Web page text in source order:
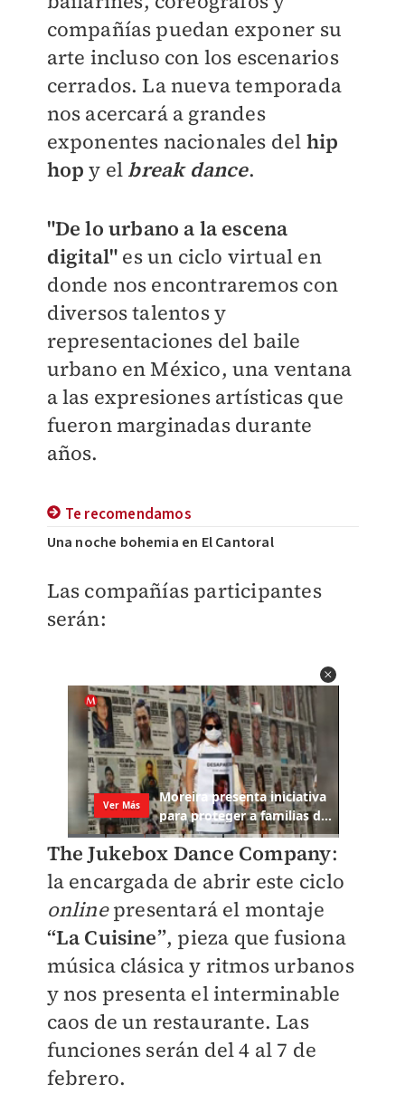
compañías puedan exponer su
arte incluso con los escenarios
cerrados. La nueva temporada
nos acercará a grandes
exponentes nacionales del hip
hop y el break dance.
"De lo urbano a la escena
digital" es un ciclo virtual en
donde nos encontraremos con
diversos talentos y
representaciones del baile
urbano en México, una ventana
a las expresiones artísticas que
fueron marginadas durante
años.
Te recomendamos
Una noche bohemia en El Cantoral
Las compañías participantes
serán:
The Jukebox Dance Company:
la encargada de abrir este ciclo
onlinepresentará el montaje
“La Cuisine”, pieza que fusiona
música clásica y ritmos urbanos
y nos presenta el interminable
caos de un restaurante. Las
funciones serán del 4 al 7 de
febrero.